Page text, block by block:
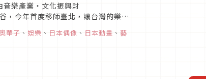
樂產業・文化振興財
，今年首度移師臺北，讓台灣的樂迷
奧華子 、 娛樂 、 日本偶像 、 日本動畫 、 藝